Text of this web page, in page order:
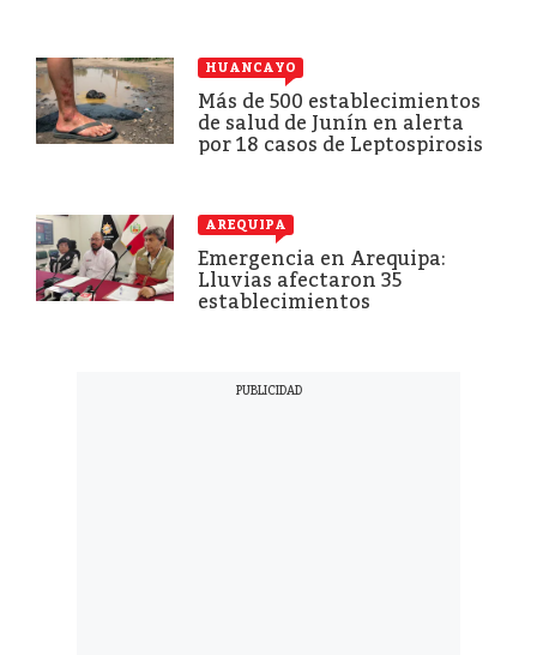
HUANCAYO
Más de 500 establecimientos
de salud de Junín en alerta
por 18 casos de Leptospirosis
AREQUIPA
Emergencia en Arequipa:
Lluvias afectaron 35
establecimientos